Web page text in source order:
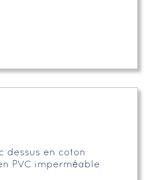
dessus en coton
PVC imperméable